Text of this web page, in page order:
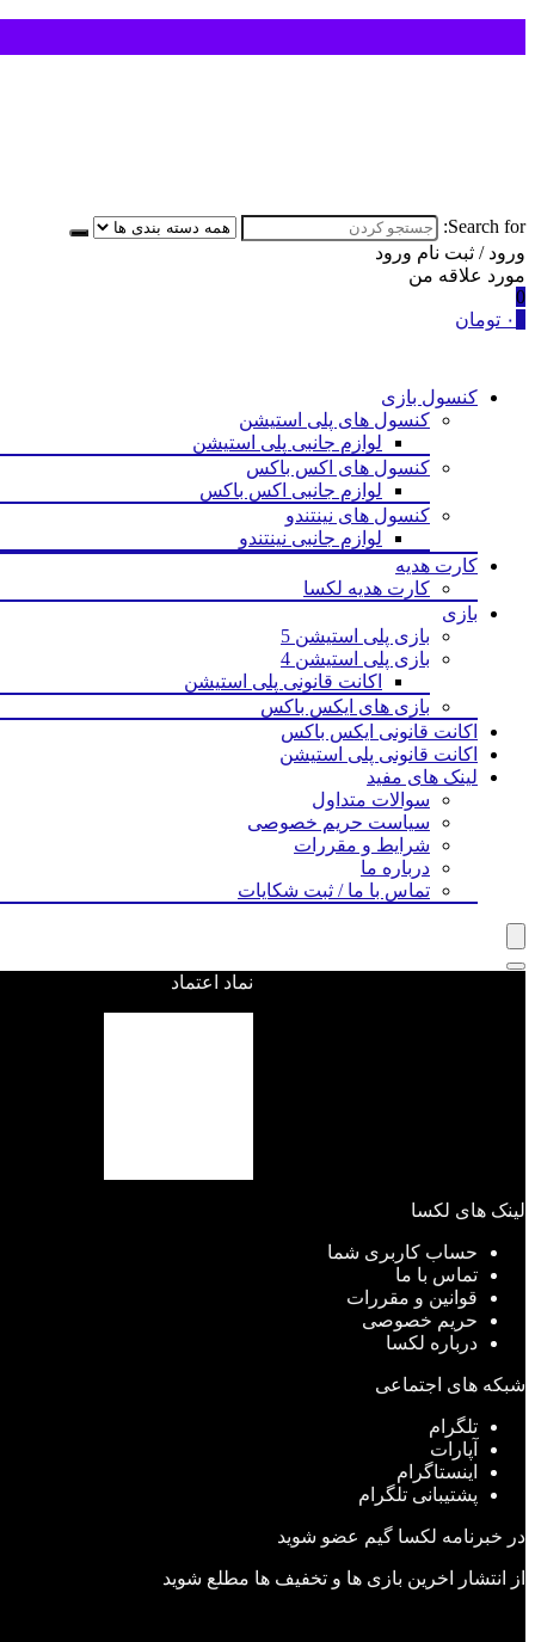
Search for:
ورود / ثبت نام ورود
مورد علاقه من
0
۰ تومان
کنسول بازی
کنسول های پلی استیشن
لوازم جانبی پلی استیشن
کنسول های اکس باکس
لوازم جانبی اکس باکس
کنسول های نینتندو
لوازم جانبی نینتندو
کارت هدیه
کارت هدیه لکسا
بازی‌
بازی پلی استیشن 5
بازی پلی استیشن 4
اکانت قانونی پلی استیشن
بازی های ایکس باکس
اکانت قانونی ایکس باکس
اکانت قانونی پلی استیشن
لینک های مفید
سوالات متداول
سیاست حریم خصوصی
شرایط و مقررات
درباره ما
تماس با ما / ثبت شکایات
نماد اعتماد
لینک های لکسا
حساب کاربری شما
تماس با ما
قوانین و مقررات
حریم خصوصی
درباره لکسا
شبکه های اجتماعی
تلگرام
آپارات
اینستاگرام
پشتیبانی تلگرام
در خبرنامه لکسا گیم عضو شوید
از انتشار اخرین بازی ها و تخفیف ها مطلع شوید